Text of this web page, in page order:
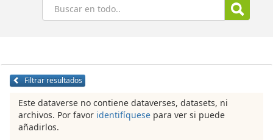
Filtrar resultados
Este dataverse no contiene dataverses, datasets, ni
archivos. Por favor identifíquese para ver si puede
añadirlos.